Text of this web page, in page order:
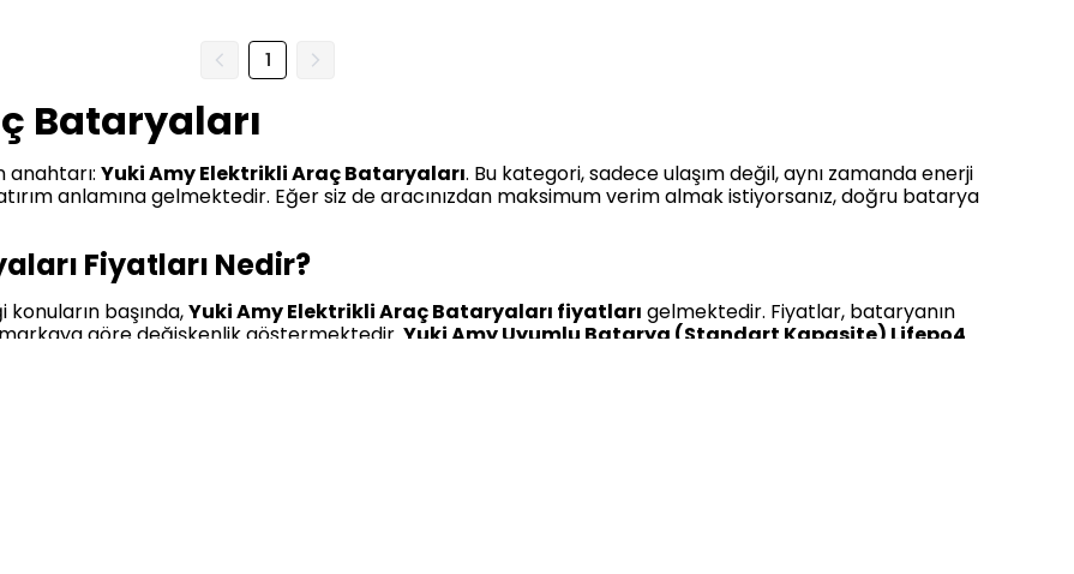
1
Bataryaları
anahtarı: Yuki Amy Elektrikli Araç Bataryaları. Bu kategori, sadece ulaşım değil, aynı zamanda enerji
anlamına gelmektedir. Eğer siz de aracınızdan maksimum verim almak istiyorsanız, doğru batarya
Fiyatları Nedir?
başında,Yuki Amy Elektrikli Araç Bataryaları fiyatları gelmektedir. Fiyatlar, bataryanın
göre değişkenlik göstermektedir. Yuki Amy Uyumlu Batarya (Standart Kapasite) Lifepo4
Özellikleri Nelerdir?